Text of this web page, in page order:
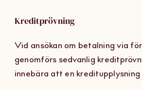
Kreditprövning
Vid ansökan om betalning via
genomförs sedvanlig
innebära att en kreditupplysning